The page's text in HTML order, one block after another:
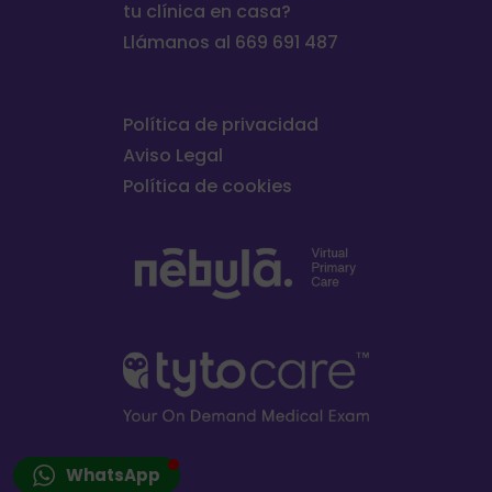
WhatsApp
tu clínica en casa?
Llámanos al 669 691 487
Política de privacidad
Aviso Legal
Política de cookies